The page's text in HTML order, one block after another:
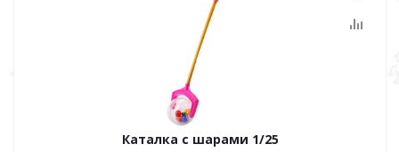
Каталка с шарами 1/25